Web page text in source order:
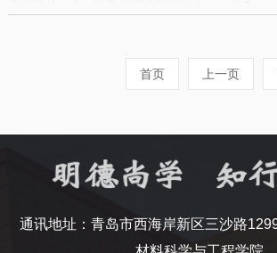
首页 上一页
通讯地址：青岛市西海岸新区三沙路